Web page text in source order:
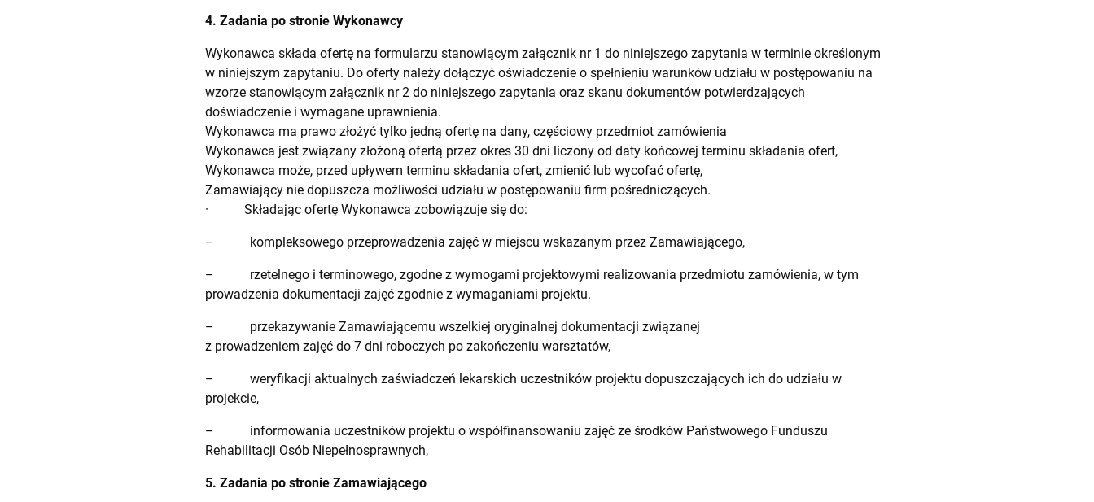
4. Zadania po stronie Wykonawcy
Wykonawca składa ofertę na formularzu stanowiącym załącznik nr 1 do niniejszego zapytania w terminie określonym
w niniejszym zapytaniu. Do oferty należy dołączyć oświadczenie o spełnieniu warunków udziału w postępowaniu na
wzorze stanowiącym załącznik nr 2 do niniejszego zapytania oraz skanu dokumentów potwierdzających
doświadczenie i wymagane uprawnienia.
Wykonawca ma prawo złożyć tylko jedną ofertę na dany, częściowy przedmiot zamówienia
Wykonawca jest związany złożoną ofertą przez okres 30 dni liczony od daty końcowej terminu składania ofert,
Wykonawca może, przed upływem terminu składania ofert, zmienić lub wycofać ofertę,
Zamawiający nie dopuszcza możliwości udziału w postępowaniu firm pośredniczących.
· Składając ofertę Wykonawca zobowiązuje się do:
– kompleksowego przeprowadzenia zajęć w miejscu wskazanym przez Zamawiającego,
– rzetelnego i terminowego, zgodne z wymogami projektowymi realizowania przedmiotu zamówienia, w tym
prowadzenia dokumentacji zajęć zgodnie z wymaganiami projektu.
– przekazywanie Zamawiającemu wszelkiej oryginalnej dokumentacji związanej
z prowadzeniem zajęć do 7 dni roboczych po zakończeniu warsztatów,
– weryfikacji aktualnych zaświadczeń lekarskich uczestników projektu dopuszczających ich do udziału w
projekcie,
– informowania uczestników projektu o współfinansowaniu zajęć ze środków Państwowego Funduszu
Rehabilitacji Osób Niepełnosprawnych,
5. Zadania po stronie Zamawiającego